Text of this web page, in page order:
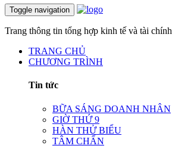
Toggle navigation
Trang thông tin tổng hợp kinh tế và tài chính
TRANG CHỦ
CHƯƠNG TRÌNH
Tin tức
BỮA SÁNG DOANH NHÂN
GIỜ THỨ 9
HÀN THỬ BIỂU
TÂM CHẤN